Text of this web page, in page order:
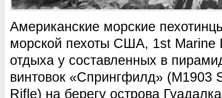
Американские морские
морской пехоты США, 1st Marine
отдыха у составленных в
винтовок «Спрингфилд» (M1903
Rifle) на берегу острова